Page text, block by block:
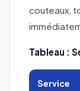
couteaux,
Tableau :
Service